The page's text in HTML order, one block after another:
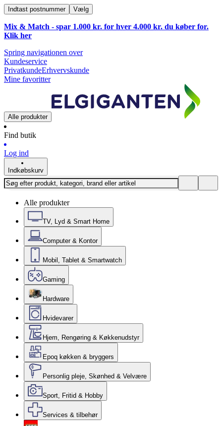
Indtast postnummer Vælg
Mix & Match - spar 1.000 kr. for hver 4.000 kr. du køber for.
Klik her
Spring navigationen over
Kundeservice
PrivatkundeErhvervskunde
Mine favoritter
Alle produkter
Find butik
Log ind
Indkøbskurv
Alle produkter
TV, Lyd & Smart Home
Computer & Kontor
Mobil, Tablet & Smartwatch
Gaming
Hardware
Hvidevarer
Hjem, Rengøring & Køkkenudstyr
Epoq køkken & bryggers
Personlig pleje, Skønhed & Velvære
Sport, Fritid & Hobby
Services & tilbehør